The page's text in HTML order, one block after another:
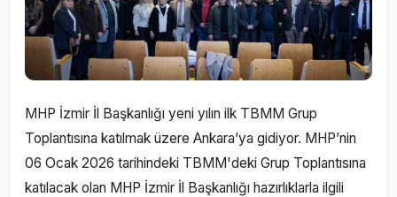
MHP İzmir İl Başkanlığı yeni yılın ilk TBMM Grup
Toplantısına katılmak üzere Ankara’ya gidiyor. MHP’nin
06 Ocak 2026 tarihindeki TBMM'deki Grup Toplantısına
katılacak olan MHP İzmir İl Başkanlığı hazırlıklarla ilgili